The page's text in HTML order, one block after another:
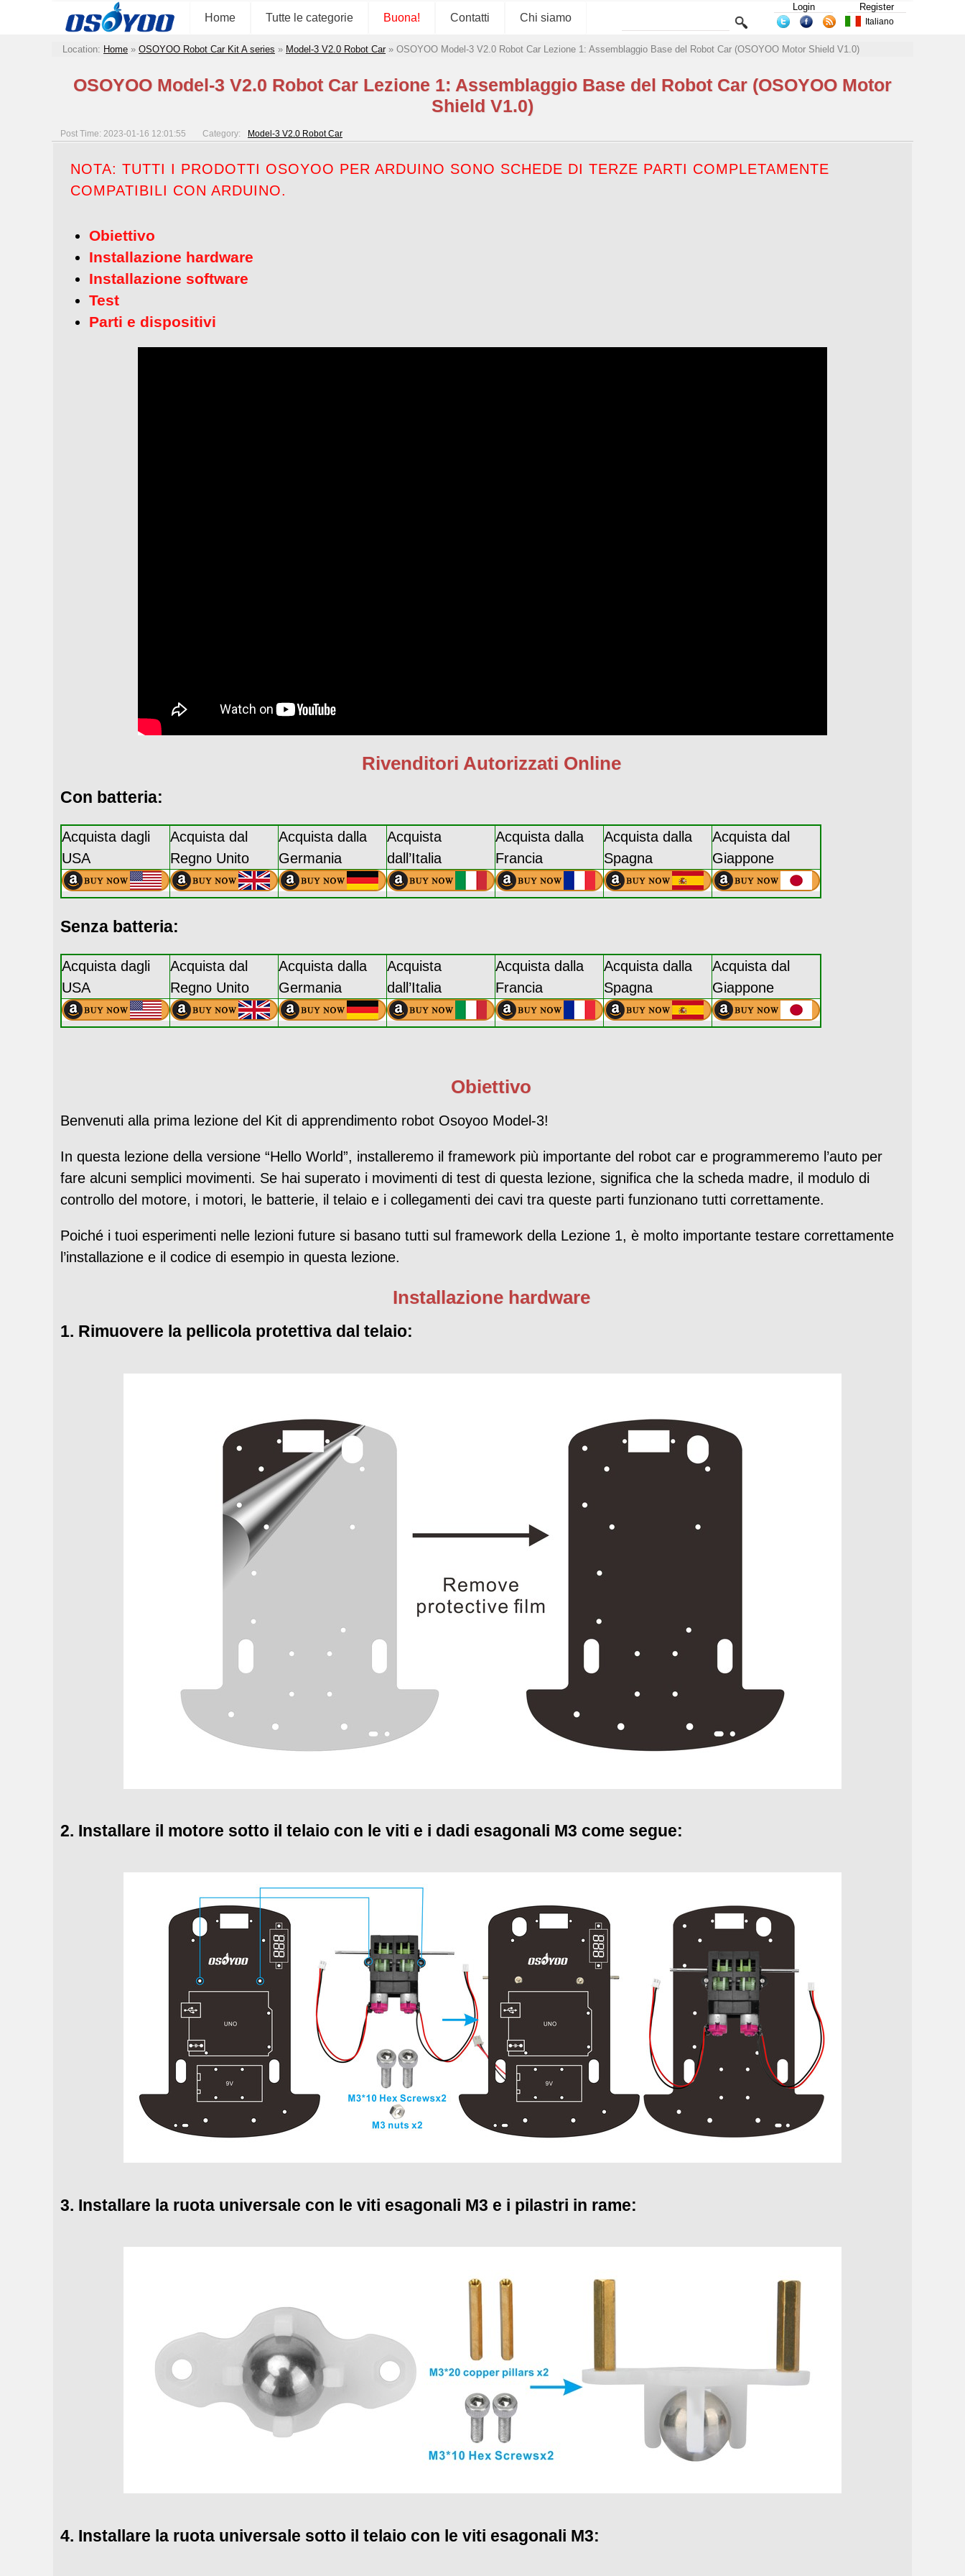
Home Tutte le categorie Buona! Contatti Chi siamo
Login Register
Italiano
Location: Home » OSOYOO Robot Car Kit A series » Model-3 V2.0 Robot Car» OSOYOO Model-3 V2.0 Robot Car Lezione 1: Assemblaggio Base del Robot Car (OSOYOO Motor Shield V1.0)
OSOYOO Model-3 V2.0 Robot Car Lezione 1: Assemblaggio Base del Robot Car (OSOYOO Motor
Shield V1.0)
Post Time: 2023-01-16 12:01:55 Category: Model-3 V2.0 Robot Car
NOTA: TUTTI I PRODOTTI OSOYOO PER ARDUINO SONO SCHEDE DI TERZE PARTI COMPLETAMENTE
COMPATIBILI CON ARDUINO.
Obiettivo
Installazione hardware
Installazione software
Test
Parti e dispositivi
Rivenditori Autorizzati Online
Con batteria:
Acquista dagli
USA
Acquista dal
Regno Unito
Acquista dalla
Germania
Acquista
dall’Italia
Acquista dalla
Francia
Acquista dalla
Spagna
Acquista dal
Giappone
Senza batteria:
Acquista dagli
USA
Acquista dal
Regno Unito
Acquista dalla
Germania
Acquista
dall’Italia
Acquista dalla
Francia
Acquista dalla
Spagna
Acquista dal
Giappone
Obiettivo
Benvenuti alla prima lezione del Kit di apprendimento robot Osoyoo Model-3!
In questa lezione della versione “Hello World”, installeremo il framework più importante del robot car e programmeremo l’auto per
fare alcuni semplici movimenti. Se hai superato i movimenti di test di questa lezione, significa che la scheda madre, il modulo di
controllo del motore, i motori, le batterie, il telaio e i collegamenti dei cavi tra queste parti funzionano tutti correttamente.
Poiché i tuoi esperimenti nelle lezioni future si basano tutti sul framework della Lezione 1, è molto importante testare correttamente
l’installazione e il codice di esempio in questa lezione.
Installazione hardware
1. Rimuovere la pellicola protettiva dal telaio:
2. Installare il motore sotto il telaio con le viti e i dadi esagonali M3 come segue:
3. Installare la ruota universale con le viti esagonali M3 e i pilastri in rame:
4. Installare la ruota universale sotto il telaio con le viti esagonali M3: